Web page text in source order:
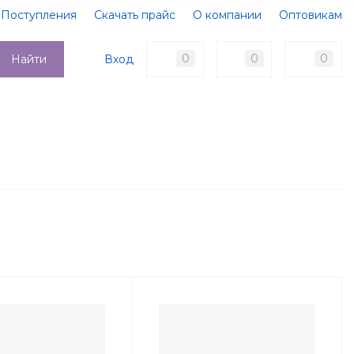
Поступления Скачать прайс О компании
Оптовикам
Доставка
Контакты
Вход 0 0 0
Найти